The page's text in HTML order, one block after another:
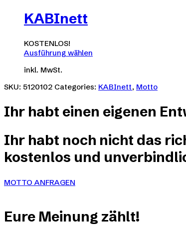
Produkt
weist
Varianten
auf.
Die
Optionen
auf
Produktseite
gewählt
KABInett
KOSTENLOS!
Ausführung wählen
Produkt
mehrere
auf.
Die
können
auf
der
werden
inkl. MwSt.
SKU: 5120102 Categories: KABInett, Motto
Ihr habt einen eigenen
Ihr habt noch nicht das
kostenlos und
MOTTO ANFRAGEN
Eure Meinung zählt!